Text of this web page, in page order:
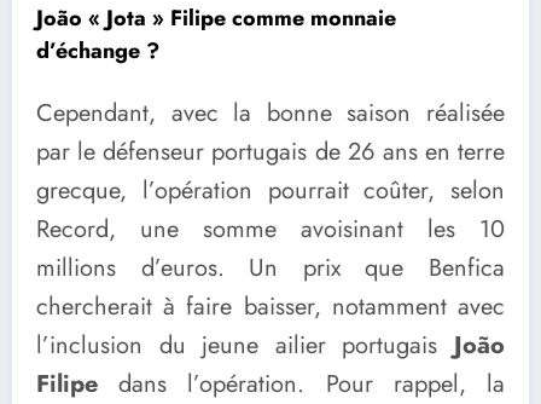
João « Jota » Filipe comme monnaie
d’échange ?
Cependant, avec la bonne saison réalisée
par le défenseur portugais de 26 ans en terre
grecque, l’opération pourrait coûter, selon
Record, une somme avoisinant les 10
millions d’euros. Un prix que Benfica
chercherait à faire baisser, notamment avec
l’inclusion du jeune ailier portugaisJoão
Filipe dans l’opération. Pour rappel, la